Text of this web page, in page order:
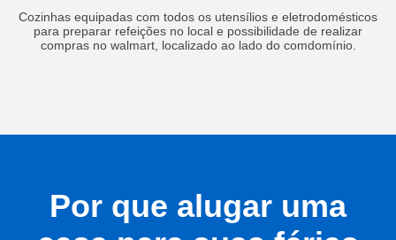
Cozinhas equipadas com todos os utensílios e eletrodomésticos
para preparar refeições no local e possibilidade de realizar
compras no walmart, localizado ao lado do comdomínio.
Por que alugar uma